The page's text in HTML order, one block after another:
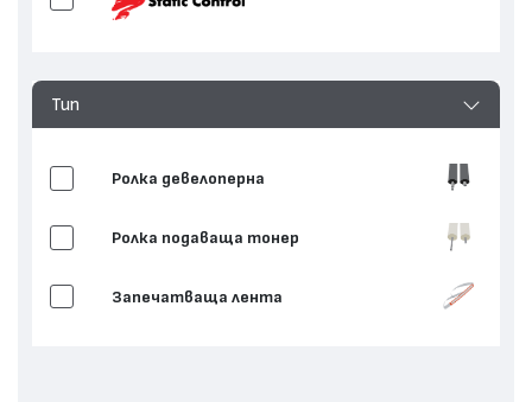
Тип
Ролка девелоперна
Ролка подаваща тонер
Запечатваща лента